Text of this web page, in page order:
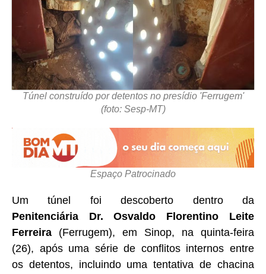
Túnel construído por detentos no presídio 'Ferrugem'
(foto: Sesp-MT)
Espaço Patrocinado
Um túnel foi descoberto dentro da
Penitenciária Dr. Osvaldo Florentino Leite
Ferreira (Ferrugem), em Sinop, na quinta-feira
(26), após uma série de conflitos internos entre
os detentos, incluindo uma tentativa de chacina